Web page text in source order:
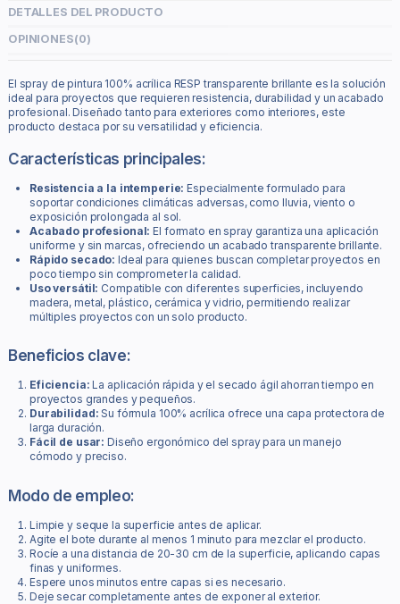
DETALLES DEL PRODUCTO
OPINIONES(0)
El spray de pintura 100% acrílica RESP transparente brillante es la solución
ideal para proyectos que requieren resistencia, durabilidad y un acabado
profesional. Diseñado tanto para exteriores como interiores, este
producto destaca por su versatilidad y eficiencia.
Características principales:
Resistencia a la intemperie: Especialmente formulado para
soportar condiciones climáticas adversas, como lluvia, viento o
exposición prolongada al sol.
Acabado profesional: El formato en spray garantiza una aplicación
uniforme y sin marcas, ofreciendo un acabado transparente brillante.
Rápido secado: Ideal para quienes buscan completar proyectos en
poco tiempo sin comprometer la calidad.
Uso versátil: Compatible con diferentes superficies, incluyendo
madera, metal, plástico, cerámica y vidrio, permitiendo realizar
múltiples proyectos con un solo producto.
Beneficios clave:
Eficiencia: La aplicación rápida y el secado ágil ahorran tiempo en
proyectos grandes y pequeños.
Durabilidad: Su fórmula 100% acrílica ofrece una capa protectora de
larga duración.
Fácil de usar: Diseño ergonómico del spray para un manejo
cómodo y preciso.
Modo de empleo:
Limpie y seque la superficie antes de aplicar.
Agite el bote durante al menos 1 minuto para mezclar el producto.
Rocíe a una distancia de 20-30 cm de la superficie, aplicando capas
finas y uniformes.
Espere unos minutos entre capas si es necesario.
Deje secar completamente antes de exponer al exterior.